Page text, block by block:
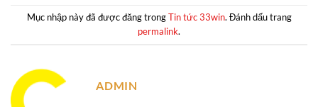
Mục nhập này đã được đăng trongTin tức 33win. Đánh dấu trang
permalink.
ADMIN